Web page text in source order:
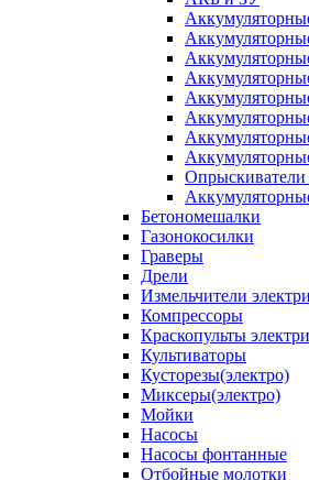
Опрыскиватели
Бетономешалки
Газонокосилки
Граверы
Дрели
Измельчители
Компрессоры
Краскопульты
Культиваторы
Кусторезы(электро)
Миксеры(электро)
Мойки
Насосы
Насосы фонтанные
Отбойные молотки